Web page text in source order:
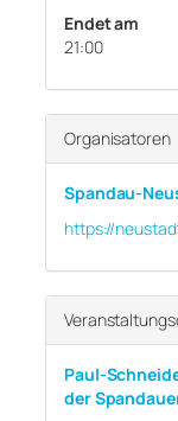
Endet am
21:00
Organisatoren
Spandau-
https://
Paul-
der